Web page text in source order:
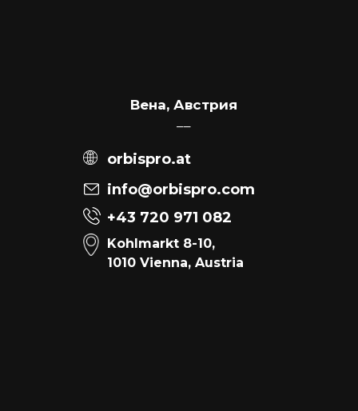
Вена, Австрия
––
+43 720 971 082
Kohlmarkt 8-10,
1010 Vienna, Austria
orbispro.at
info@orbispro.com